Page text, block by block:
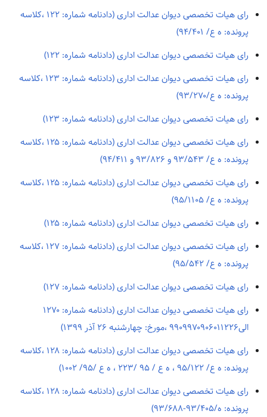
رای هیات تخصصی دیوان عدالت اداری (دادنامه شماره: ۱۲۲ ،کلاسه
پرونده: ه ع/ ۹۴/۴۰۱)
رای هیات تخصصی دیوان عدالت اداری (دادنامه شماره: ۱۲۲)
رای هیات تخصصی دیوان عدالت اداری (دادنامه شماره: ۱۲۳ ،کلاسه
پرونده: ه ع/۹۳/۲۷۰)
رای هیات تخصصی دیوان عدالت اداری (دادنامه شماره: ۱۲۳)
رای هیات تخصصی دیوان عدالت اداری (دادنامه شماره: ۱۲۵ ،کلاسه
پرونده: ه ع/ ۹۳/۵۴۳ و ۹۳/۸۲۶ و ۹۴/۴۱۱)
رای هیات تخصصی دیوان عدالت اداری (دادنامه شماره: ۱۲۵ ،کلاسه
پرونده: ه ع/ ۹۵/۱۱۰۵)
رای هیات تخصصی دیوان عدالت اداری (دادنامه شماره: ۱۲۵)
رای هیات تخصصی دیوان عدالت اداری (دادنامه شماره: ۱۲۷ ،کلاسه
پرونده: ه ع/ ۹۵/۵۴۲)
رای هیات تخصصی دیوان عدالت اداری (دادنامه شماره: ۱۲۷)
رای هیات تخصصی دیوان عدالت اداری (دادنامه شماره: ۱۲۷۰
الی۹۹۰۹۹۷۰۹۰۶۰۱۱۲۲۶ ،مورخ: چهارشنبه ۲۶ آذر ۱۳۹۹)
رای هیات تخصصی دیوان عدالت اداری (دادنامه شماره: ۱۲۸ ،کلاسه
پرونده: ه ع/ ۹۵/۱۲۲ ، ه ع / ۹۵ /۲۲۳ ، ه ع /۹۵/ ۱۰۰۲)
رای هیات تخصصی دیوان عدالت اداری (دادنامه شماره: ۱۲۸ ،کلاسه
پرونده: ه/۹۳/۴۰۵-۹۳/۶۸۸)